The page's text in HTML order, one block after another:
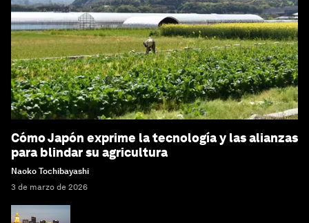
Cómo Japón exprime la tecnología y las alianzas
para blindar su agricultura
Naoko Tochibayashi
3 de marzo de 2026